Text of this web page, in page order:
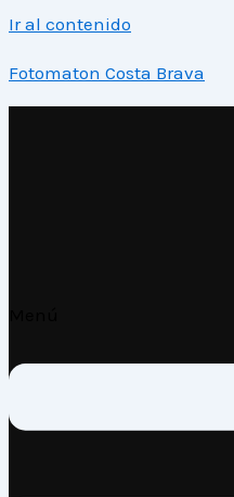
Ir al contenido
Fotomaton Costa Brava